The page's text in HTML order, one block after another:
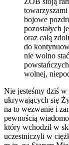
towarzyszami
bojowe
pozostałych
oraz całą
do
nie wolno
wolnej,
Nie jesteśmy dziś
ukrywających się
na to wezwanie i
pewnością
który wchodził w
uczestniczyli w